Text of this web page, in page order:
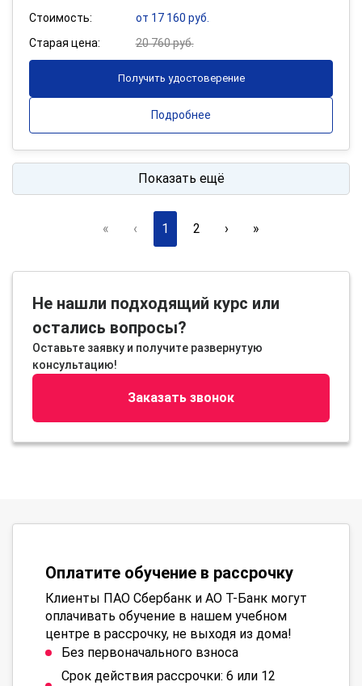
Стоимость:
от 17 160 руб.
Старая цена:
20 760 руб.
Получить удостоверение
Подробнее
Показать ещё
« ‹ 1 2 › »
Не нашли подходящий курс или
остались вопросы?
Оставьте заявку и получите развернутую
консультацию!
Заказать звонок
Оплатите обучение в рассрочку
Клиенты ПАО Сбербанк и АО Т-Банк могут
оплачивать обучение в нашем учебном
центре в рассрочку, не выходя из дома!
Без первоначального взноса
Срок действия рассрочки: 6 или 12